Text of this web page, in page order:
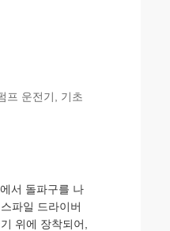
프 운전기, 기초
서 돌파구를 나
파일 드라이버
위에 장착되어,